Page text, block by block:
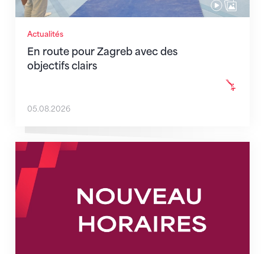
Actualités
En route pour Zagreb avec des
objectifs clairs
05.08.2026
Nouveaux horaires du secrétariat dès le 1er août